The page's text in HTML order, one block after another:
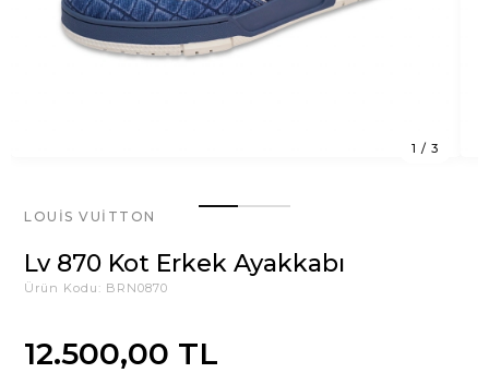
1 / 3
LOUIS VUITTON
Lv 870 Kot Erkek Ayakkabı
Ürün Kodu: BRN0870
12.500,00 TL